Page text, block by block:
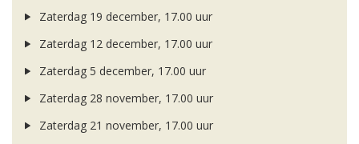
Zaterdag 19 december, 17.00 uur
Zaterdag 12 december, 17.00 uur
Zaterdag 5 december, 17.00 uur
Zaterdag 28 november, 17.00 uur
Zaterdag 21 november, 17.00 uur